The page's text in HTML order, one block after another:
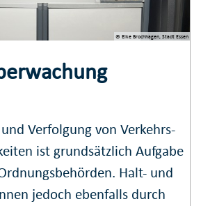
© Elke Brochhagen, Stadt Essen
Verfolgung von Verkehrs­
ist grund­sätzlich Aufgabe
Halt- und
jedoch ebenfalls durch